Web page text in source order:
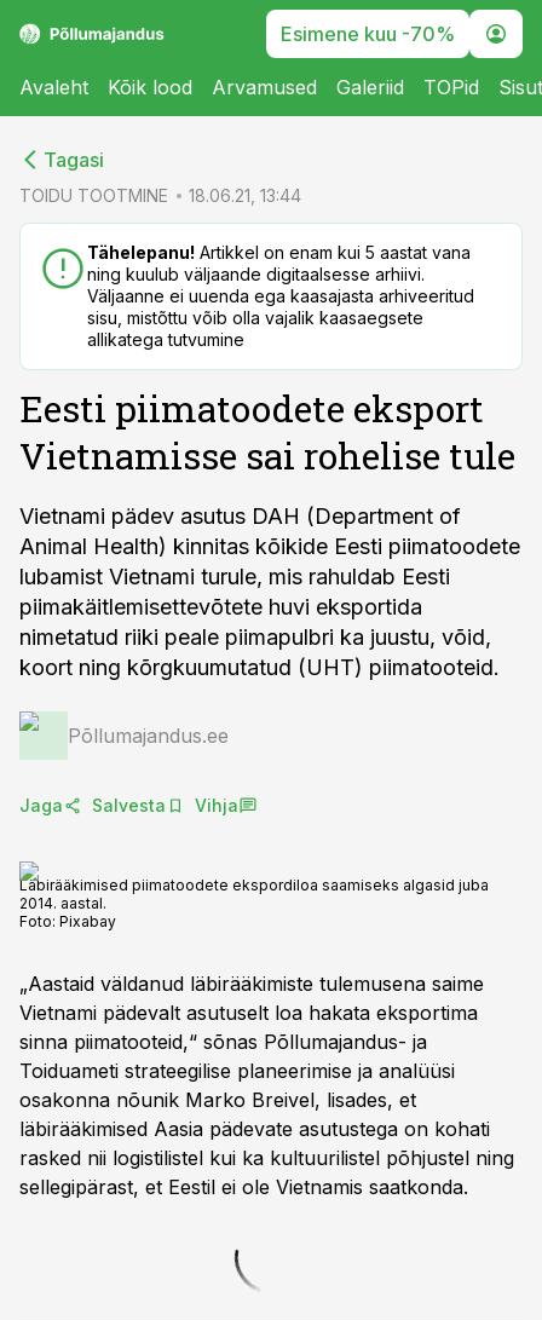
Esimene kuu -70%
Avaleht Kõik lood Arvamused Galeriid TOPid
Tagasi
TOIDU TOOTMINE 18.06.21, 13:44
Tähelepanu! Artikkel on enam kui 5 aastat vana
ning kuulub väljaande digitaalsesse arhiivi.
Väljaanne ei uuenda ega kaasajasta arhiveeritud
sisu, mistõttu võib olla vajalik kaasaegsete
allikatega tutvumine
Eesti piimatoodete eksport
Vietnamisse sai rohelise tule
Vietnami pädev asutus DAH (Department of
Animal Health) kinnitas kõikide Eesti piimatoodete
lubamist Vietnami turule, mis rahuldab Eesti
piimakäitlemisettevõtete huvi eksportida
nimetatud riiki peale piimapulbri ka juustu, võid,
koort ning kõrgkuumutatud (UHT) piimatooteid.
Põllumajandus.ee
Jaga Salvesta Vihja
Läbirääkimised piimatoodete ekspordiloa saamiseks algasid juba
2014. aastal.
Foto: Pixabay
„Aastaid väldanud läbirääkimiste tulemusena saime
Vietnami pädevalt asutuselt loa hakata eksportima
sinna piimatooteid,“ sõnas Põllumajandus- ja
Toiduameti strateegilise planeerimise ja analüüsi
osakonna nõunik Marko Breivel, lisades, et
läbirääkimised Aasia pädevate asutustega on kohati
rasked nii logistilistel kui ka kultuurilistel põhjustel ning
sellegipärast, et Eestil ei ole Vietnamis saatkonda.